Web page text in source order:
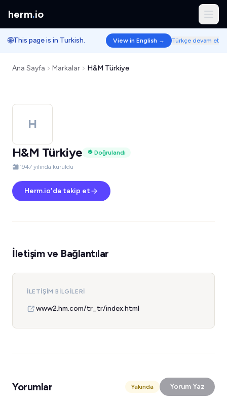
herm.io
🌐This page is in Turkish. View in English → Türkçe devam et
Ana Sayfa Markalar H&M Türkiye
H
H&M Türkiye
Doğrulandı
1947 yılında kuruldu
Herm.io'da takip et
İletişim ve Bağlantılar
İLETIŞIM BILGILERI
www2.hm.com/tr_tr/index.html
Yorumlar Yakında Yorum Yaz